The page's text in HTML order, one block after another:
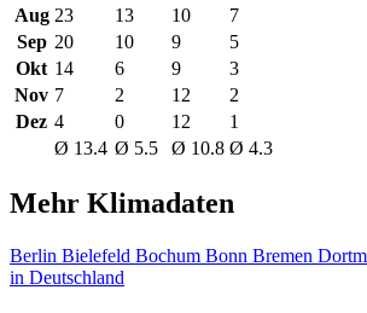
Aug 23 13 10
7
Sep 20 10 9
5
Okt 14 6 9
3
Nov 7 2 12
2
Dez 4 0 12
1
Ø 13.4 Ø 5.5 Ø 10.8 Ø 4.3
Mehr Klimadaten
Berlin Bielefeld Bochum Bonn Bremen
in Deutschland